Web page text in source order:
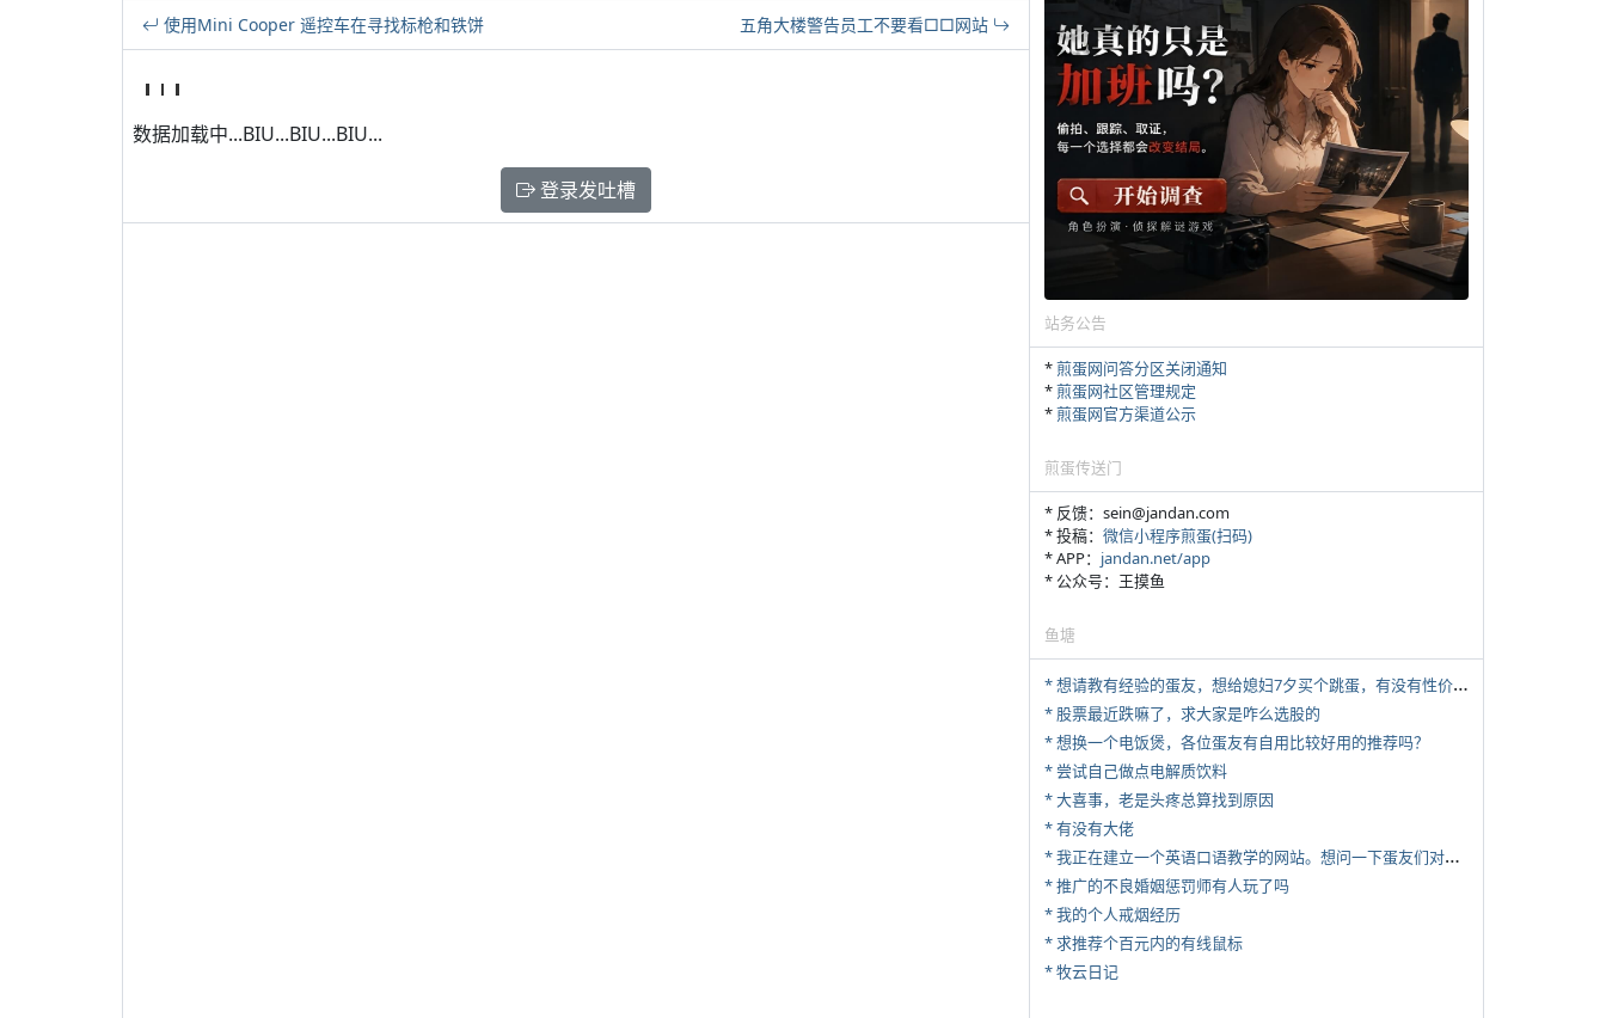
使用Mini Cooper 遥控车在寻找标枪和铁饼 五角大楼警告员工不要看□□网站
数据加载中...BIU...BIU...BIU...
登录发吐槽
站务公告
*煎蛋网问答分区关闭通知
*煎蛋网社区管理规定
*煎蛋网官方渠道公示
煎蛋传送门
* 反馈：sein@jandan.com
* 投稿： 微信小程序煎蛋(扫码)
* APP： jandan.net/app
* 公众号：王摸鱼
鱼塘
*
想请教有经验的蛋友，想给媳妇7夕买个跳蛋，有没有性价比高的推荐
* 股票最近跌嘛了，求大家是咋么选股的
* 想换一个电饭煲，各位蛋友有自用比较好用的推荐吗？
* 尝试自己做点电解质饮料
* 大喜事，老是头疼总算找到原因
* 有没有大佬
*
我正在建立一个英语口语教学的网站。想问一下蛋友们对这类教学机构或网站的痛点。
* 推广的不良婚姻惩罚师有人玩了吗
* 我的个人戒烟经历
* 求推荐个百元内的有线鼠标
* 牧云日记